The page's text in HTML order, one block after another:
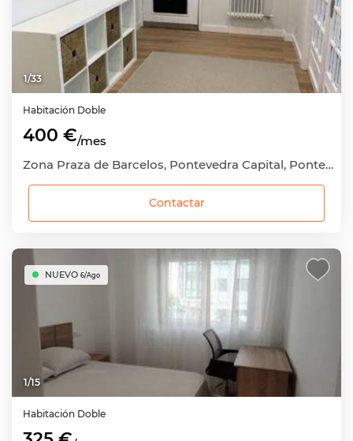
1/33
Habitación Doble
400 €/mes
Zona Praza de Barcelos, Pontevedra Capital, Pontevedra
Contactar
1/15
NUEVO 6/Ago
Habitación Doble